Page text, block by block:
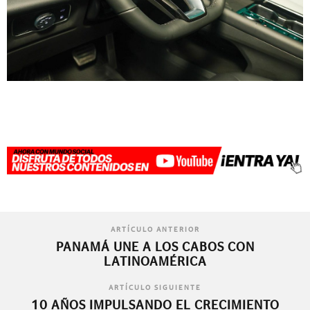
ARTÍCULO ANTERIOR
PANAMÁ UNE A LOS CABOS CON
LATINOAMÉRICA
ARTÍCULO SIGUIENTE
10 AÑOS IMPULSANDO EL CRECIMIENTO